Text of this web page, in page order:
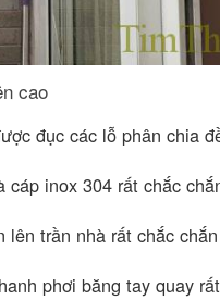
cao
đục các lỗ phân chia
inox 304 rất chắc
trần nhà rất chắc
phơi băng tay quay